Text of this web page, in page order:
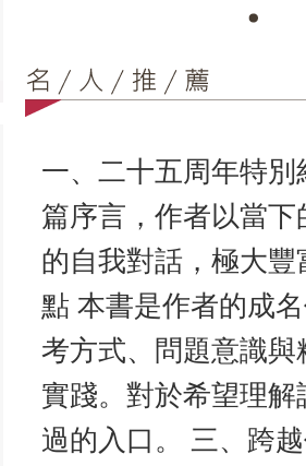
一、二十五周年特別
篇序言，作者以當
的自我對話，極大
點 本書是作者的成
考方式、問題意識
實踐。對於希望理
過的入口。 三、跨